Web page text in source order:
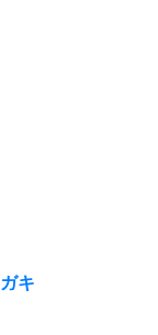
ガキ